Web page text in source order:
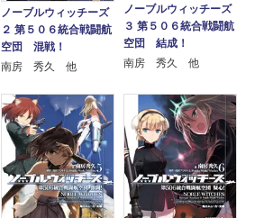
ノーブルウィッチーズ
２ 第５０６統合戦闘航
空団 混戦！
南房 秀久 他
ノーブルウィッチーズ
３ 第５０６統合戦闘航
空団 結成！
南房 秀久 他